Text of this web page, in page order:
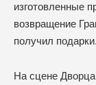
изготовленные
возвращение
получил подарки.
На сцене